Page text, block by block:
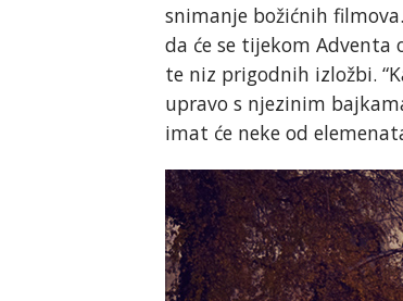
snimanje božićnih
da će se tijekom Adventa
te niz prigodnih izložbi.
upravo s njezinim
imat će neke od